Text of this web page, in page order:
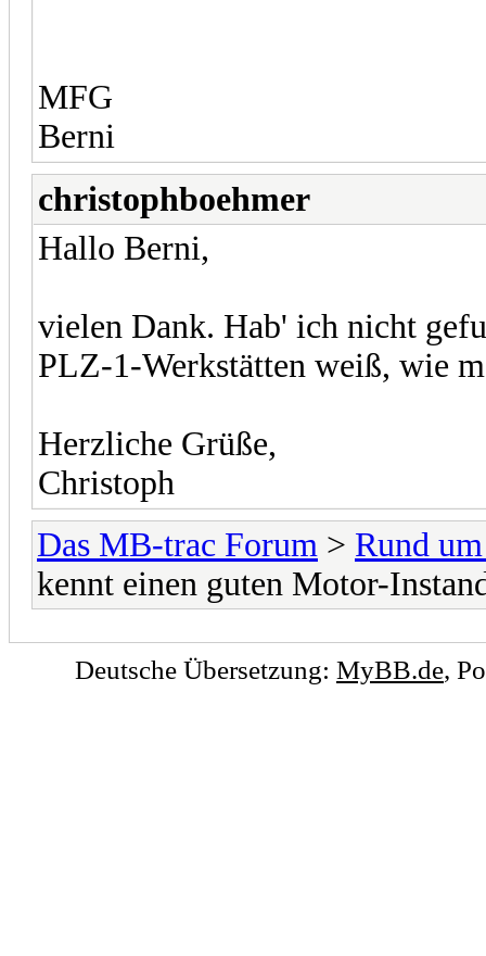
MFG
Berni
christophboehmer
Hallo Berni,
vielen Dank. Hab' ich nicht
PLZ-1-Werkstätten weiß, wie
Herzliche Grüße,
Christoph
Das MB-trac Forum > Rund
kennt einen guten Motor-
Deutsche Übersetzung: MyBB.de,